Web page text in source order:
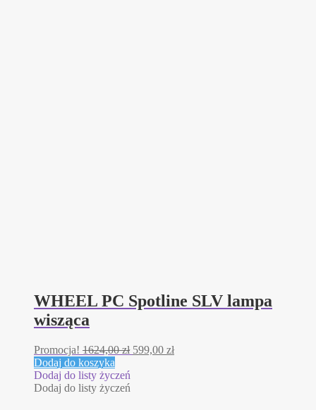
WHEEL PC Spotline SLV lampa
wisząca
Promocja! 1624,00zł Pierwotna
599,00 złAktualna
Dodaj do koszyka
Dodaj do listy życzeń
Dodaj do listy życzeń